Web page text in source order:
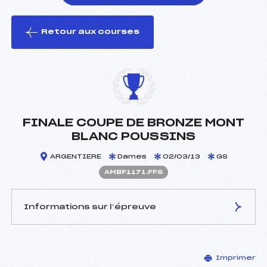
le ski
Retour aux courses
FINALE COUPE DE BRONZE MONT
BLANC POUSSINS
ARGENTIERE Dames 02/03/13 GS
AMBF1171.FFS
Informations sur l’épreuve
ROLLET BRICE (MB)
Imprimer